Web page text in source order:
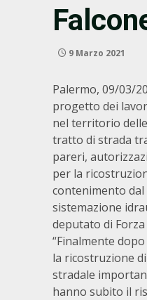
9 Marzo 2021
Palermo, 09/03/
progetto dei
nel territorio
tratto di strada
pareri,
per la
contenimento
sistemazione
deputato di
“Finalmente
la ricostruzione
stradale
hanno subito il